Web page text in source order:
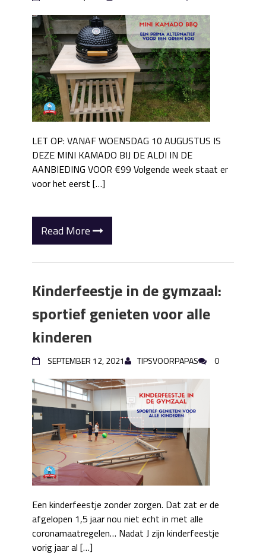
LET OP: VANAF WOENSDAG 10 AUGUSTUS IS
DEZE MINI KAMADO BIJ DE ALDI IN DE
AANBIEDING VOOR €99 Volgende week staat er
voor het eerst […]
Read More
Kinderfeestje in de gymzaal:
sportief genieten voor alle
kinderen
SEPTEMBER 12, 2021 TIPSVOORPAPAS 0
Een kinderfeestje zonder zorgen. Dat zat er de
afgelopen 1,5 jaar nou niet echt in met alle
coronamaatregelen… Nadat J zijn kinderfeestje
vorig jaar al […]